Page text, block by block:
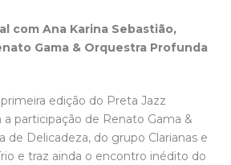
com Ana Karina Sebastião,
Gama & Orquestra Profunda
edição do Preta Jazz
participação de Renato Gama &
de Delicadeza, do grupo Clarianas e
e traz ainda o encontro inédito do